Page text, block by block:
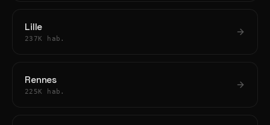
Lille
237K hab.
Rennes
225K hab.